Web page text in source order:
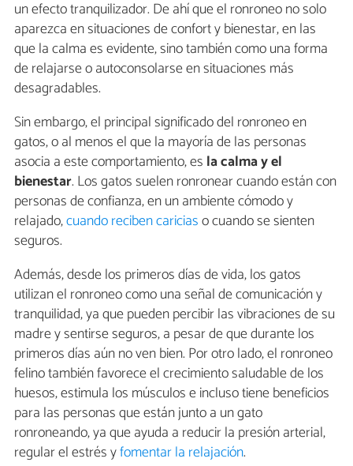
un efecto tranquilizador. De ahí que el ronroneo no solo
aparezca en situaciones de confort y bienestar, en las
que la calma es evidente, sino también como una forma
de relajarse o autoconsolarse en situaciones más
desagradables.
Sin embargo, el principal significado del ronroneo en
gatos, o al menos el que la mayoría de las personas
asocia a este comportamiento, es la calma y el
bienestar. Los gatos suelen ronronear cuando están con
personas de confianza, en un ambiente cómodo y
relajado,cuando reciben cariciaso cuando se sienten
seguros.
Además, desde los primeros días de vida, los gatos
utilizan el ronroneo como una señal de comunicación y
tranquilidad, ya que pueden percibir las vibraciones de su
madre y sentirse seguros, a pesar de que durante los
primeros días aún no ven bien. Por otro lado, el ronroneo
felino también favorece el crecimiento saludable de los
huesos, estimula los músculos e incluso tiene beneficios
para las personas que están junto a un gato
ronroneando, ya que ayuda a reducir la presión arterial,
regular el estrés yfomentar la relajación.